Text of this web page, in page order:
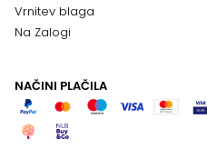
Vrnitev blaga
Na Zalogi
NAČINI PLAČILA